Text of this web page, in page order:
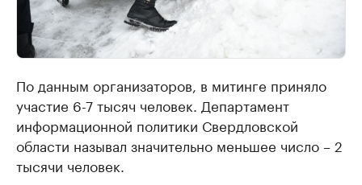
По данным организаторов, в митинге приняло
участие 6-7 тысяч человек. Департамент
информационной политики Свердловской
области называл значительно меньшее число – 2
тысячи человек.